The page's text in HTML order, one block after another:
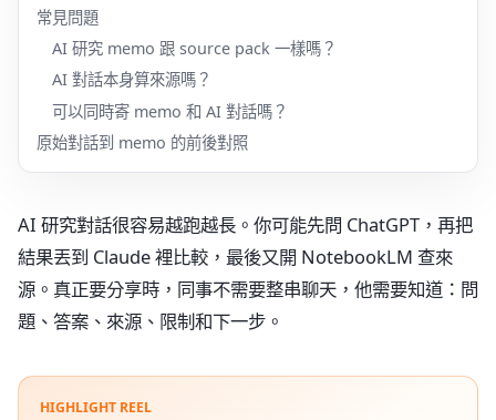
常見問題
AI 研究 memo 跟 source pack 一樣嗎？
AI 對話本身算來源嗎？
可以同時寄 memo 和 AI 對話嗎？
原始對話到 memo 的前後對照
AI 研究對話很容易越跑越長。你可能先問 ChatGPT，再把
結果丟到 Claude 裡比較，最後又開 NotebookLM 查來
源。真正要分享時，同事不需要整串聊天，他需要知道：問
題、答案、來源、限制和下一步。
HIGHLIGHT REEL